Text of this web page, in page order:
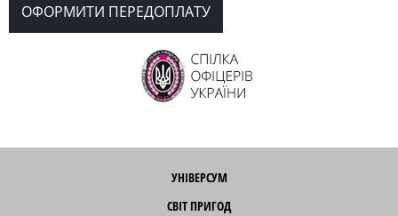
ОФОРМИТИ ПЕРЕДОПЛАТУ
УНІВЕРСУМ
СВІТ ПРИГОД